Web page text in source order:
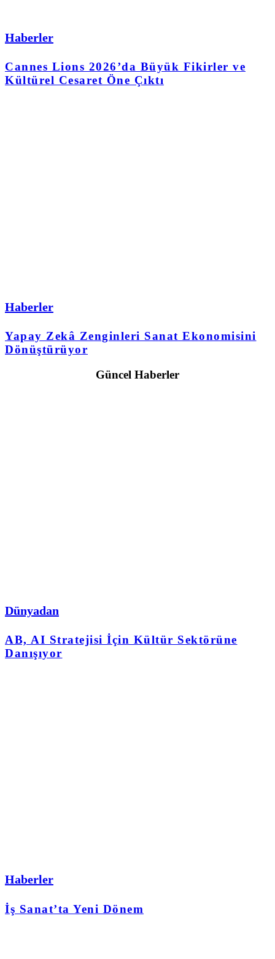
Haberler
Cannes Lions 2026’da Büyük Fikirler ve
Kültürel Cesaret Öne Çıktı
Haberler
Yapay Zekâ Zenginleri Sanat Ekonomisini
Dönüştürüyor
Güncel Haberler
Dünyadan
AB, AI Stratejisi İçin Kültür Sektörüne
Danışıyor
Haberler
İş Sanat’ta Yeni Dönem